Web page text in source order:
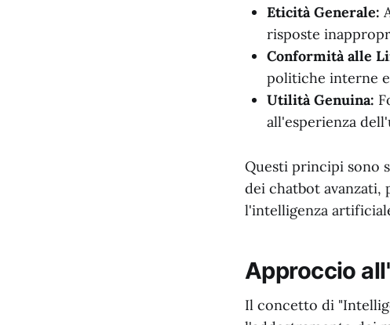
Eticità Generale:
risposte
Conformità alle
politiche interne
Utilità Genuina:
all'esperienza
Questi principi sono
dei chatbot avanzati,
l'intelligenza
Approccio
Il concetto di